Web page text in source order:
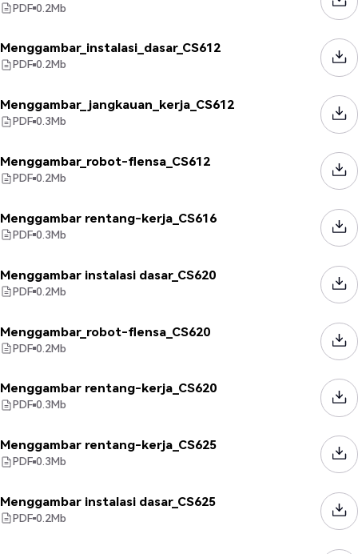
PDF 0.2Mb
Menggambar_instalasi_dasar_CS612
PDF 0.2Mb
Menggambar_jangkauan_kerja_CS612
PDF 0.3Mb
Menggambar_robot-flensa_CS612
PDF 0.2Mb
Menggambar rentang-kerja_CS616
PDF 0.3Mb
Menggambar instalasi dasar_CS620
PDF 0.2Mb
Menggambar_robot-flensa_CS620
PDF 0.2Mb
Menggambar rentang-kerja_CS620
PDF 0.3Mb
Menggambar rentang-kerja_CS625
PDF 0.3Mb
Menggambar instalasi dasar_CS625
PDF 0.2Mb